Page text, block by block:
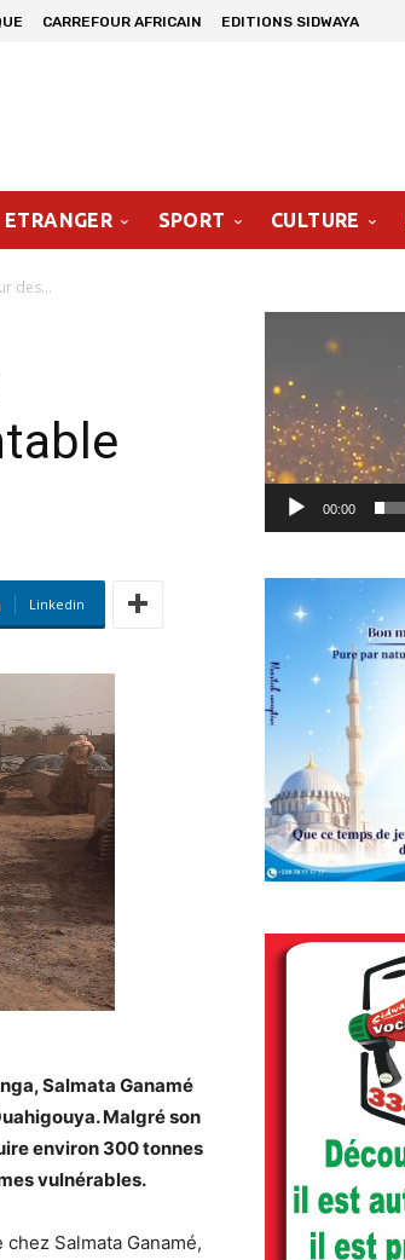
CARREFOUR AFRICAIN EDITIONS SIDWAYA
ETRANGER SPORT CULTURE
des...
Linkedin
Salmata Ganamé
Malgré son
environ 300 tonnes
vulnérables.
Salmata Ganamé,
00:00